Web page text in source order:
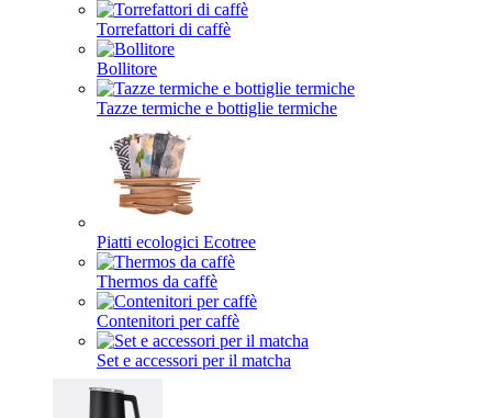
Torrefattori di caffè
Bollitore
Tazze termiche e bottiglie termiche
Piatti ecologici Ecotree
Thermos da caffè
Contenitori per caffè
Set e accessori per il matcha